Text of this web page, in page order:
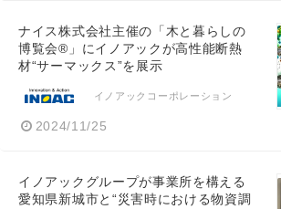
ナイス株式会社主催の「木と暮らしの
博覧会®」にイノアックが高性能断熱
材“サーマックス”を展示
イノアックコーポレーション
2024/11/25
イノアックグループが事業所を構える
愛知県新城市と“災害時における物資調